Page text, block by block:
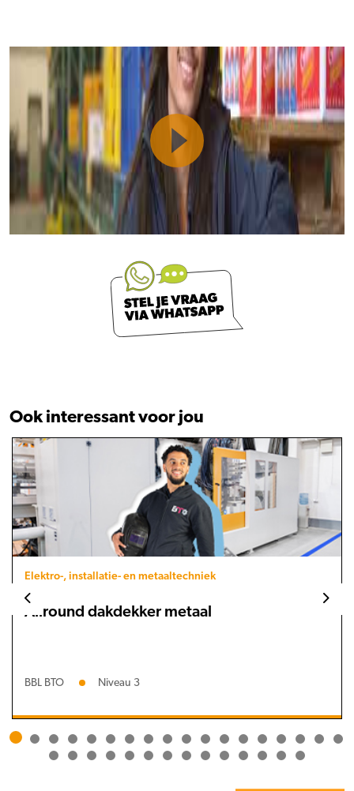
Ook interessant voor jou
Elektro-, installatie- en metaaltechniek
Allround dakdekker metaal
BBL BTO Niveau 3